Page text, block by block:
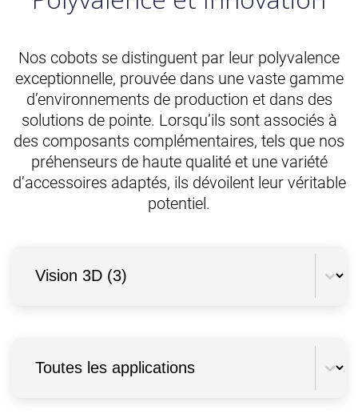
Nos cobots se distinguent par leur polyvalence
exceptionnelle, prouvée dans une vaste gamme
d’environnements de production et dans des
solutions de pointe. Lorsqu’ils sont associés à
des composants complémentaires, tels que nos
préhenseurs de haute qualité et une variété
d’accessoires adaptés, ils dévoilent leur véritable
potentiel.